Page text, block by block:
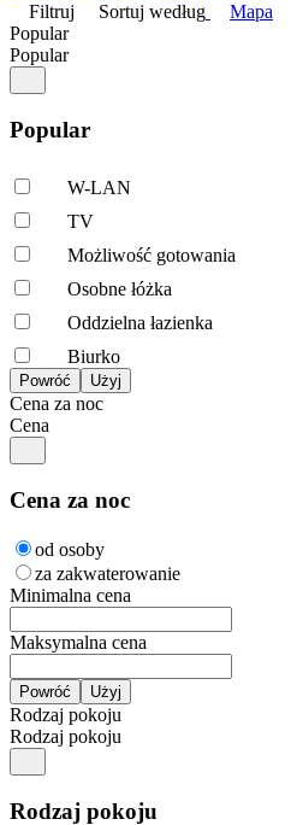
Filtruj
Sortuj według
Mapa
Popular
Popular
Popular
W-LAN
TV
Możliwość gotowania
Osobne łóżka
Oddzielna łazienka
Biurko
Cena za noc
Cena
Cena za noc
od osoby
za zakwaterowanie
Minimalna cena
Maksymalna cena
Rodzaj pokoju
Rodzaj pokoju
Rodzaj pokoju